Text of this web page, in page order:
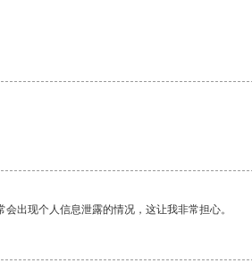
出现个人信息泄露的情况，这让我非常担心。